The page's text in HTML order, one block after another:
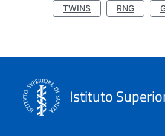
TWINS
RNG
Istituto